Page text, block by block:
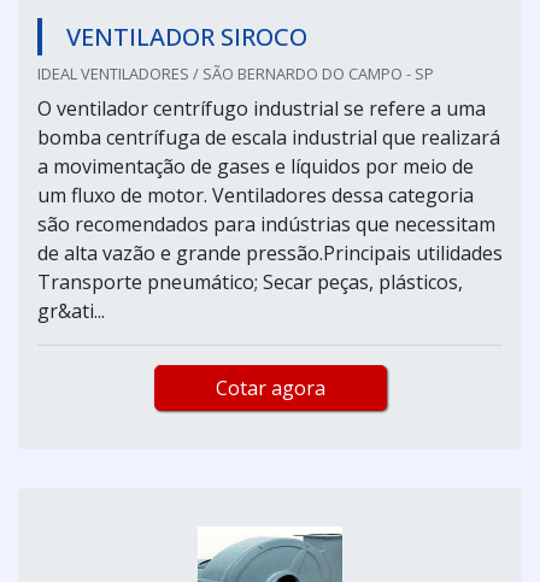
VENTILADOR SIROCO
IDEAL VENTILADORES / SÃO BERNARDO DO CAMPO - SP
O ventilador centrífugo industrial se refere a uma
bomba centrífuga de escala industrial que realizará
a movimentação de gases e líquidos por meio de
um fluxo de motor. Ventiladores dessa categoria
são recomendados para indústrias que necessitam
de alta vazão e grande pressão.Principais utilidades
Transporte pneumático; Secar peças, plásticos,
gr&ati...
Cotar agora